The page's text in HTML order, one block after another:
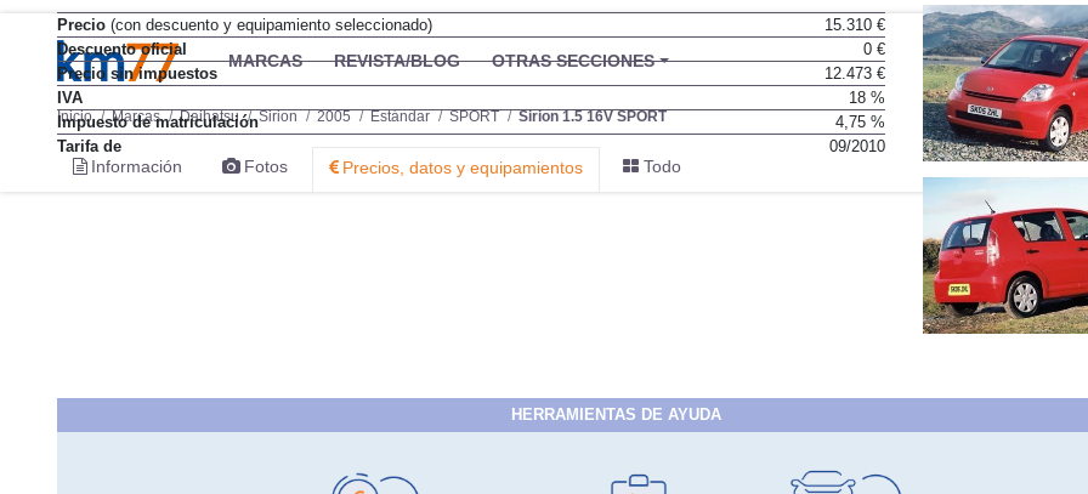
MARCAS REVISTA/BLOG OTRAS SECCIONES
Inicio Marcas Daihatsu Sirion 2005 Estándar SPORT Sirion 1.5 16V SPORT
Información Fotos Precios, datos y equipamientos Todo
Precio (con descuento y equipamiento seleccionado)
15.310 €
Descuento oficial
0 €
Precio sin impuestos
12.473 €
IVA
18 %
Impuesto de matriculación
4,75 %
Tarifa de
09/2010
HERRAMIENTAS DE AYUDA